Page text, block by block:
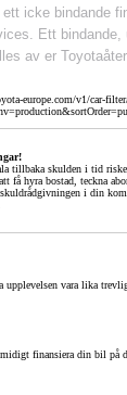
icke bindande
Ett bindande,
av er
europe.com/v1/car-
tillbaka skulden i tid
få hyra bostad, teckna
i din
upplevelsen vara lika
finansiera din bil på